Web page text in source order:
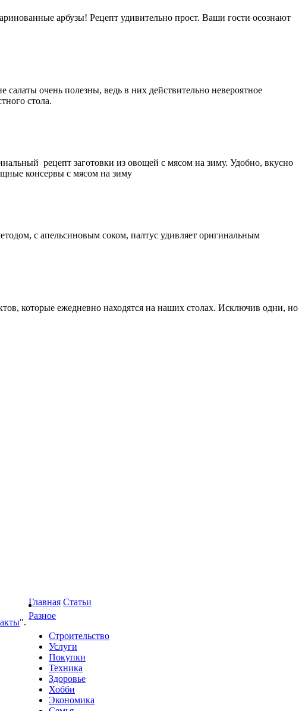
арбузы! Рецепт удивительно прост. Ваши гости осознают
очень полезны, ведь в них действительно невероятное
стола.
рецепт заготовки из овощей с мясом на зиму. Удобно, вкусно
консервы с мясом на зиму
с апельсиновым соком, палтус удивляет оригинальным
которые ежедневно находятся на наших столах. Исключив одни, но
".
Главная Статьи
Разное
Строительство
Услуги
Покупки
Техника
Здоровье
Хобби
Экономика